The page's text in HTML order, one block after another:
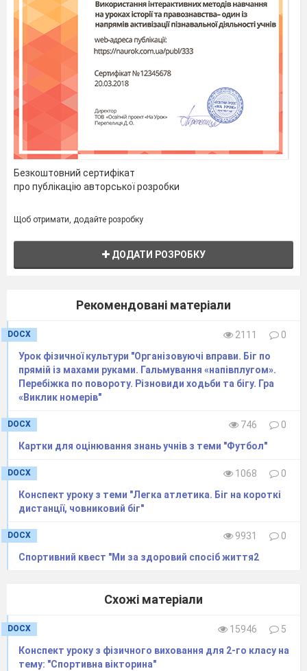
Безкоштовний сертифікат
про публікацію авторської розробки
Щоб отримати, додайте розробку
ДОДАТИ РОЗРОБКУ
Рекомендовані матеріали
DOCX 2111
0
Урок фізичної культури "Організовуючі вправи. Біг по
прямій із махами руками. Гальмування «напівплугом».
Перебіжка по повороту. Різновиди ходьби та бігу. Гра
«Виклик номерів"
DOCX 746
0
Картки для оцінювання знань учнів з теми "Футбол"
DOCX 1068
0
Конспект уроку з теми "Легка атлетика. Біг на короткі
дистанції, човниковий біг"
DOCX 9931
0
Спортивний квест "Ми за здоровий спосіб життя2
Схожі матеріали
DOCX 15946
5
Конспект уроку з фізичного виховання для 2-го класу на
тему: "Спортивна вікторина"